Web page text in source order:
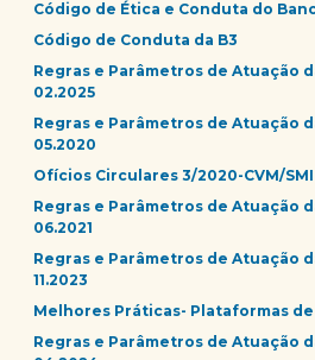
Código de Ética e Conduta do
Código de Conduta da B3
Regras e Parâmetros de Atuação
02.2025
Regras e Parâmetros de Atuação
05.2020
Ofícios Circulares 3/2020-CVM/
Regras e Parâmetros de Atuação
06.2021
Regras e Parâmetros de Atuação
11.2023
Melhores Práticas- Plataformas
Regras e Parâmetros de Atuação